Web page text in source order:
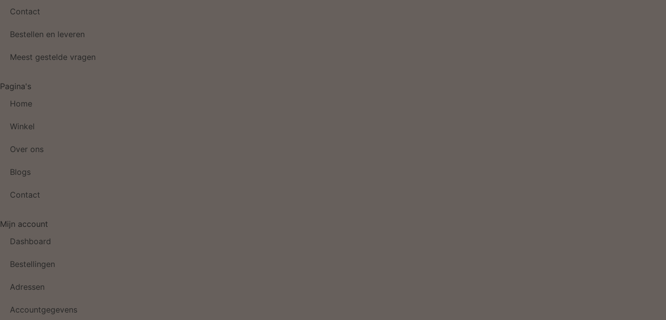
Contact
Bestellen en leveren
Meest gestelde vragen
Pagina's
Home
Winkel
Over ons
Blogs
Contact
Mijn account
Dashboard
Bestellingen
Adressen
Accountgegevens